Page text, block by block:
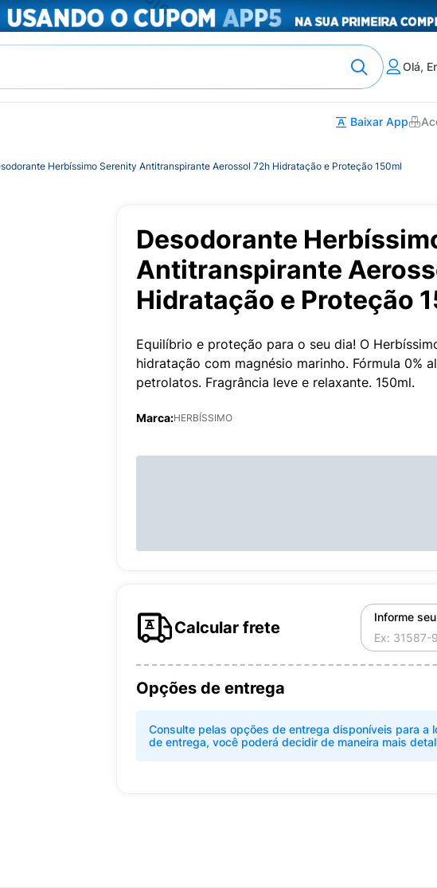
Olá,
Baixar App
Herbíssimo Serenity Antitranspirante Aerossol 72h Hidratação e Proteção 150ml
Desodorante
Antitranspirante
Hidratação e Proteção
Equilíbrio e proteção para o seu dia! O
hidratação com magnésio marinho. Fórmula 0%
petrolatos. Fragrância leve e relaxante. 150ml.
Marca:HERBÍSSIMO
Calcular frete
Informe
Opções de entrega
Consulte pelas opções de entrega disponíveis para a
de entrega, você poderá decidir de maneira mais